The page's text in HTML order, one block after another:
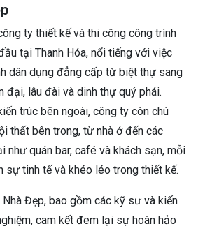
ty thiết kế và thi công công trình
tại Thanh Hóa, nổi tiếng với việc
dân dụng đẳng cấp từ biệt thự sang
đại, lâu đài và dinh thự quý phái.
trúc bên ngoài, công ty còn chú
thất bên trong, từ nhà ở đến các
như quán bar, café và khách sạn, mỗi
sự tinh tế và khéo léo trong thiết kế.
Đẹp, bao gồm các kỹ sư và kiến
cam kết đem lại sự hoàn hảo